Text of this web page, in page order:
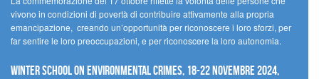
vivono in condizioni di povertà di contribuire attivamente alla propria
emancipazione, creando un’opportunità per riconoscere i loro sforzi, per
far sentire le loro preoccupazioni, e per riconoscere la loro autonomia.
Winter School on Environmental Crimes, 18-22 novembre 2024,